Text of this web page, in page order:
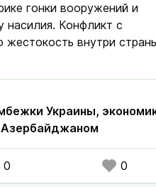
гонки вооружений и
насилия. Конфликт с
жестокость внутри
Украины,
Азербайджаном
0 0